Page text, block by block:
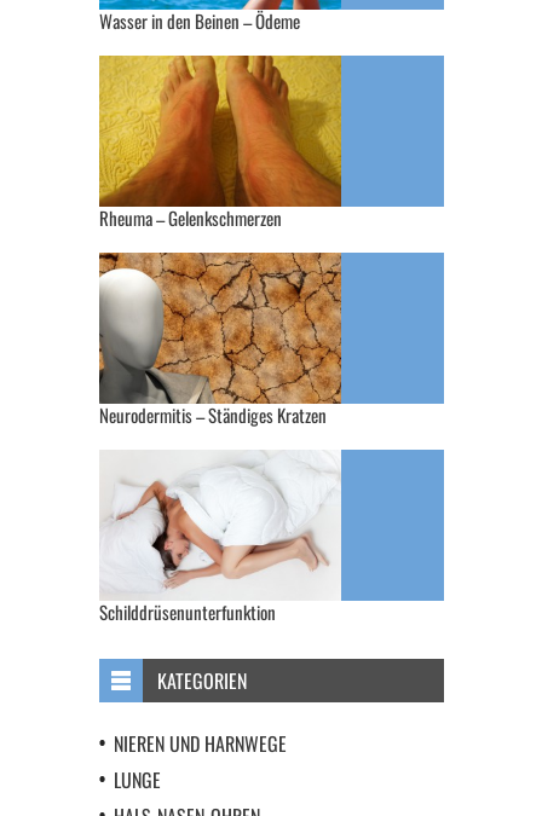
Wasser in den Beinen – Ödeme
Rheuma – Gelenkschmerzen
Neurodermitis – Ständiges Kratzen
Schilddrüsenunterfunktion
KATEGORIEN
NIEREN UND HARNWEGE
LUNGE